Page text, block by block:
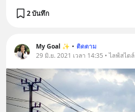
2 บันทึก
My Goal ✨ • ติดตาม
29 มิ.ย. 2021 เวลา 14:35 • ไลฟ์สไตล์